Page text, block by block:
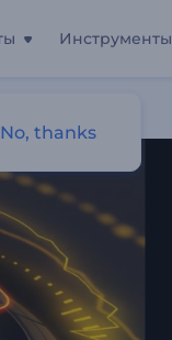
Инструменты
No, thanks